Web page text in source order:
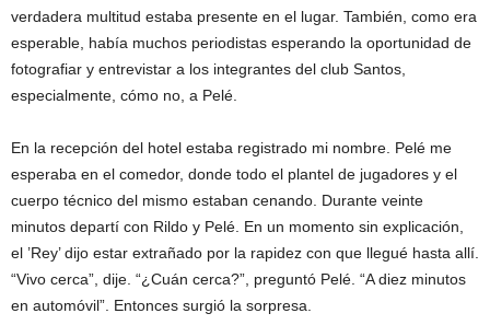
verdadera multitud estaba presente en el lugar. También, como era
esperable, había muchos periodistas esperando la oportunidad de
fotografiar y entrevistar a los integrantes del club Santos,
especialmente, cómo no, a Pelé.
En la recepción del hotel estaba registrado mi nombre. Pelé me
esperaba en el comedor, donde todo el plantel de jugadores y el
cuerpo técnico del mismo estaban cenando. Durante veinte
minutos departí con Rildo y Pelé. En un momento sin explicación,
el ’Rey’ dijo estar extrañado por la rapidez con que llegué hasta allí.
“Vivo cerca”, dije. “¿Cuán cerca?”, preguntó Pelé. “A diez minutos
en automóvil”. Entonces surgió la sorpresa.